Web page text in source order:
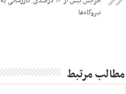
نیروگاه‌ها
مطالب مرتبط